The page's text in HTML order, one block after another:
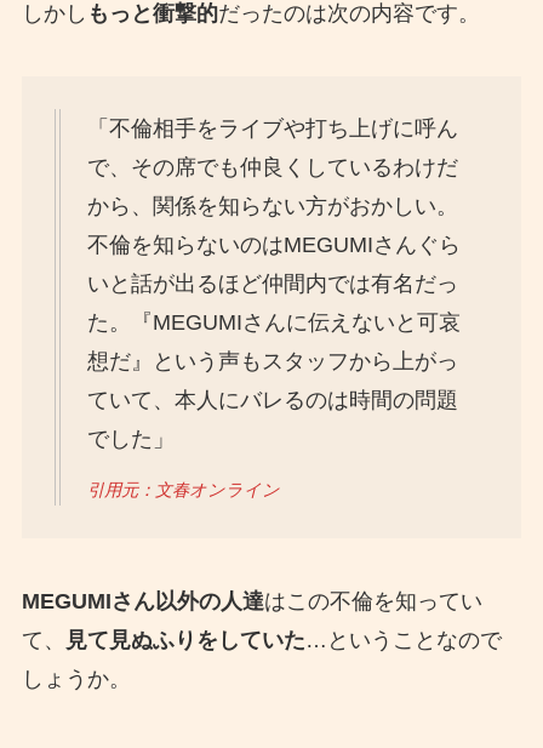
しかし もっと衝撃的だったのは次の内容です。
「不倫相手をライブや打ち上げに呼ん
で、その席でも仲良くしているわけだ
から、関係を知らない方がおかしい。
不倫を知らないのはMEGUMIさんぐら
いと話が出るほど仲間内では有名だっ
た。『MEGUMIさんに伝えないと可哀
想だ』という声もスタッフから上がっ
ていて、本人にバレるのは時間の問題
でした」
引用元：文春オンライン
MEGUMIさん以外の人達はこの不倫を知ってい
て、
見て見ぬふりをしていた…ということなので
しょうか。